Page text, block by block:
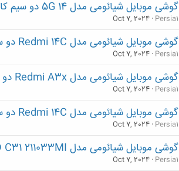
گوشی موبایل شیائومی مدل 14 5G دو سیم کارت ظرفیت 512 گیگابایت و رم 12 گیگابایت
Persia1
Oct 7, 2024
گوشی موبایل شیائومی مدل Redmi 14C دو سیم کارت ظرفیت 256 گیگابایت و رم 8 گیگابایت
Persia1
Oct 7, 2024
گوشی موبایل شیائومی مدل Redmi A3x دو سیم کارت ظرفیت 128 گیگابایت و رم 4 گیگابایت
Persia1
Oct 7, 2024
گوشی موبایل شیائومی مدل Redmi 14C دو سیم کارت ظرفیت 256 گیگابایت و رم 8 گیگابایت
Persia1
Oct 7, 2024
گوشی موبایل شیائومی مدل POCO C31 211033MI دو سیم‌ کارت ظرفیت 64 گیگابایت و رم 4 گیگابایت
Persia1
Oct 7, 2024